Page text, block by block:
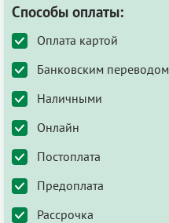
Способы оплаты:
Оплата картой
Банковским переводом
Наличными
Онлайн
Постоплата
Предоплата
Рассрочка